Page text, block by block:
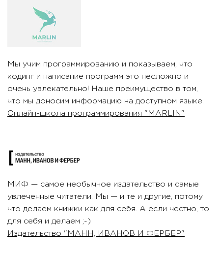
Мы учим программированию и показываем, что
кодинг и написание программ это несложно и
очень увлекательно! Наше преимущество в том,
что мы доносим информацию на доступном языке.
Онлайн-школа программирования "MARLIN"
МИФ — самое необычное издательство и самые
увлеченные читатели. Мы — и те и другие, потому
что делаем книжки как для себя. А если честно, то
для себя и делаем ;-)
Издательство "МАНН, ИВАНОВ И ФЕРБЕР"